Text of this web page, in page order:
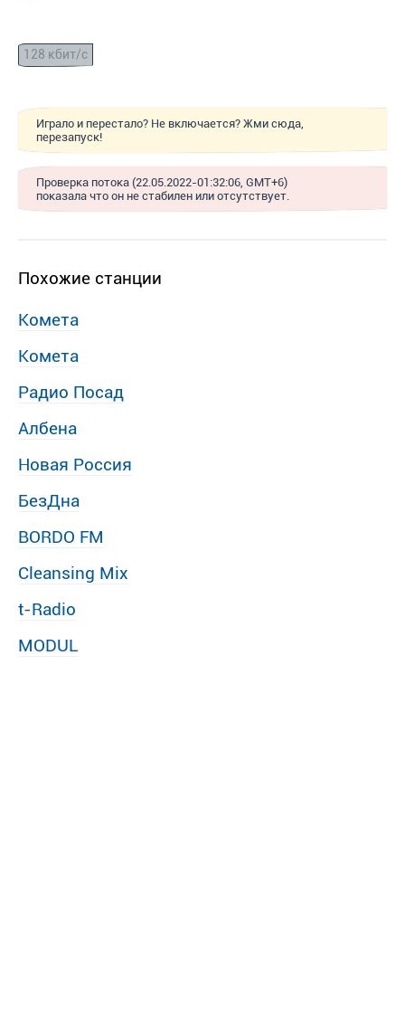
128 кбит/с
Играло и перестало? Не включается? Жми сюда,
перезапуск!
Проверка потока (22.05.2022-01:32:06, GMT+6)
показала что он не стабилен или отсутствует.
Похожие станции
Комета
Комета
Радио Посад
Албена
Новая Россия
БезДна
BORDO FM
Cleansing Mix
t-Radio
MODUL